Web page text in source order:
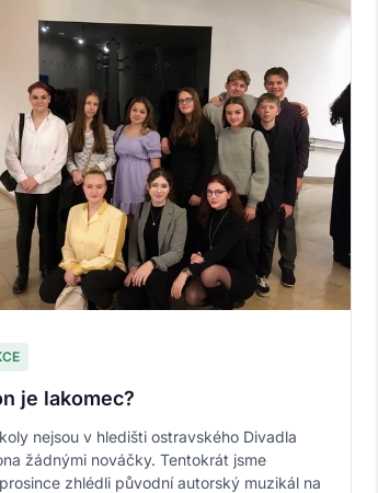
je lakomec?
nejsou v hledišti ostravského Divadla
žádnými nováčky. Tentokrát jsme
zhlédli původní autorský muzikál na